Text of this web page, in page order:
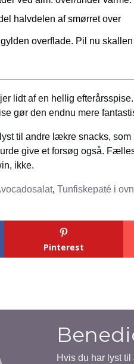
halvdelen af smørret over
overflade. Pil nu
lidt af en hellig
gør den endnu mere
til andre lækre snacks,
give et forsøg også.
ikke.
, Tunfiskepaté i ovn
Pinterest
Hvis du har lyst